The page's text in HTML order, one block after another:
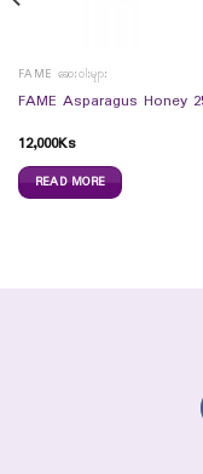
FAME ဆေးဝါးများ
FAME Asparagus Honey
12,000Ks
READ MORE